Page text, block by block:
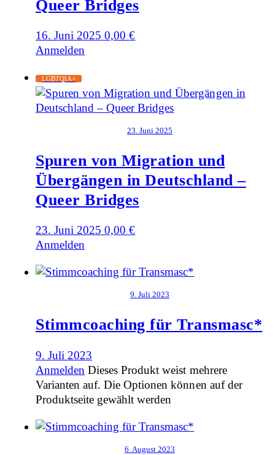
Queer Bridges
16. Juni 2025 0,00€
Anmelden
LGBTQIA+
23. Juni 2025
Spuren von Migration und
Übergängen in Deutschland –
Queer Bridges
23. Juni 2025 0,00€
Anmelden
9. Juli 2023
Stimmcoaching für Transmasc*
9. Juli 2023
Anmelden Dieses Produkt weist mehrere
Varianten auf. Die Optionen können auf der
Produktseite gewählt werden
6. August 2023